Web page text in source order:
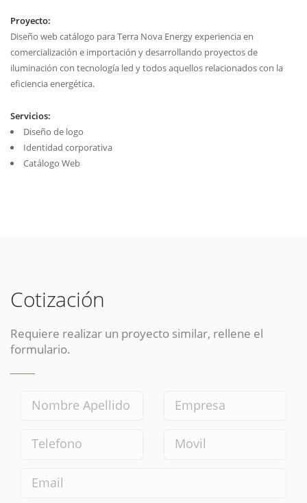
Proyecto:
Diseño web catálogo para Terra Nova Energy experiencia en
comercialización e importación y desarrollando proyectos de
iluminación con tecnología led y todos aquellos relacionados con la
eficiencia energética.
Servicios:
Diseño de logo
Identidad corporativa
Catálogo Web
Cotización
Requiere realizar un proyecto similar, rellene el
formulario.